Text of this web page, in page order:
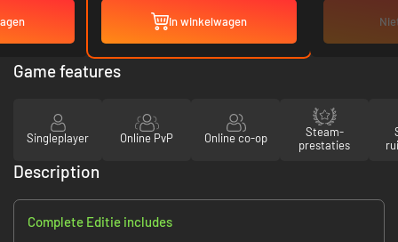
In winkelwagen
Game features
Singleplayer Online PvP Online co-op
Steam-
prestaties
Description
Complete Editie includes